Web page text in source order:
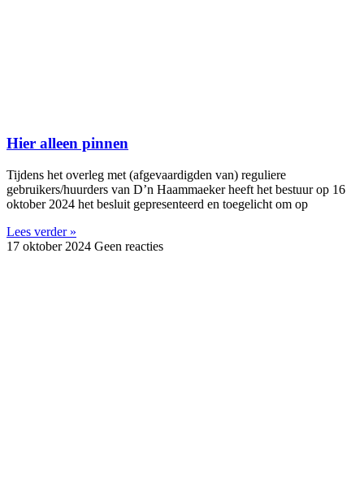
Hier alleen pinnen
Tijdens het overleg met (afgevaardigden van) reguliere
gebruikers/huurders van D’n Haammaeker heeft het bestuur op 16
oktober 2024 het besluit gepresenteerd en toegelicht om op
Lees verder »
17 oktober 2024 Geen reacties